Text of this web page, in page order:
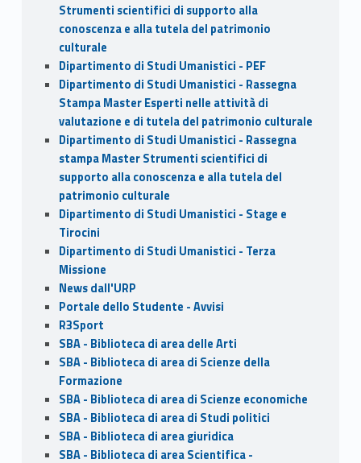
Strumenti scientifici di supporto alla
conoscenza e alla tutela del patrimonio
culturale
Dipartimento di Studi Umanistici - PEF
Dipartimento di Studi Umanistici - Rassegna
Stampa Master Esperti nelle attività di
valutazione e di tutela del patrimonio culturale
Dipartimento di Studi Umanistici - Rassegna
stampa Master Strumenti scientifici di
supporto alla conoscenza e alla tutela del
patrimonio culturale
Dipartimento di Studi Umanistici - Stage e
Tirocini
Dipartimento di Studi Umanistici - Terza
Missione
News dall'URP
Portale dello Studente - Avvisi
R3Sport
SBA - Biblioteca di area delle Arti
SBA - Biblioteca di area di Scienze della
Formazione
SBA - Biblioteca di area di Scienze economiche
SBA - Biblioteca di area di Studi politici
SBA - Biblioteca di area giuridica
SBA - Biblioteca di area Scientifica -